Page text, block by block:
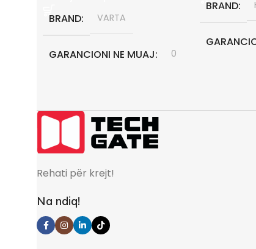
BRAND VARTA
GARANCIONI NE MUAJ 0
BRAND
Rehati për krejt!
Na ndiq!